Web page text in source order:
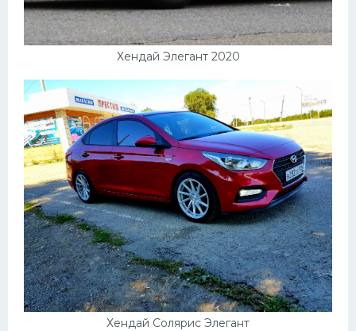
Хендай Элегант 2020
Хендай Солярис Элегант
Пежо
Ауди
Гараж
Русские авто
Вольво
БМВ
МАЗ
Сузуки
Мерседес
Фольксваген
Лексус